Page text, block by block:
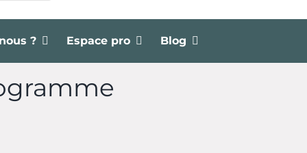
? Espace pro Blog